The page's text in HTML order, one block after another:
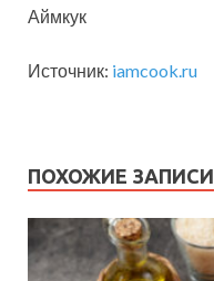
Аймкук
Источник: iamcook.ru
ПОХОЖИЕ ЗАПИСИ